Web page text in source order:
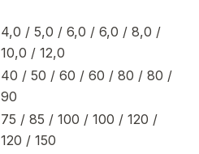
4,0 / 5,0 / 6,0 / 6,0 / 8,0 /
10,0 / 12,0
40 / 50 / 60 / 60 / 80 / 80 /
90
75 / 85 / 100 / 100 / 120 /
120 / 150